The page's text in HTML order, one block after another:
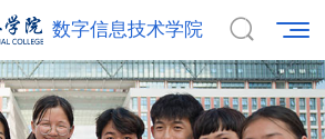
数字信息技术学院